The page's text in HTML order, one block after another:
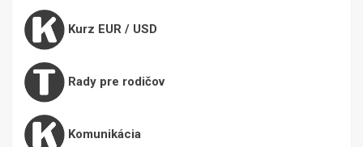
Kurz EUR / USD
Rady pre rodičov
Komunikácia